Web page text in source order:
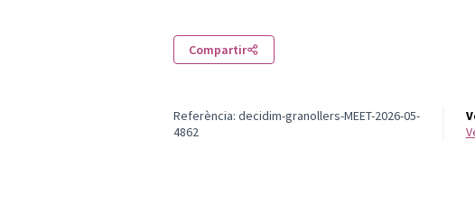
Compartir
Referència: decidim-granollers-MEET-2026-05-
4862